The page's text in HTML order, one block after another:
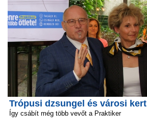
Trópusi dzsungel és városi kert
Így csábít még több vevőt a Praktiker